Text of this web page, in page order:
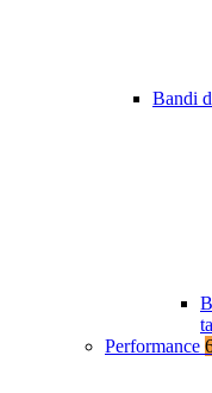
Bandi
Performance